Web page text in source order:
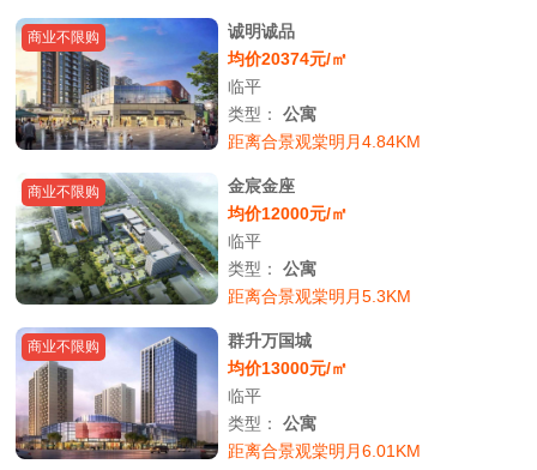
商业不限购
诚明诚品
均价20374元/㎡
临平
类型：公寓
距离合景观棠明月4.84KM
商业不限购
金宸金座
均价12000元/㎡
临平
类型：公寓
距离合景观棠明月5.3KM
商业不限购
群升万国城
均价13000元/㎡
临平
类型：公寓
距离合景观棠明月6.01KM